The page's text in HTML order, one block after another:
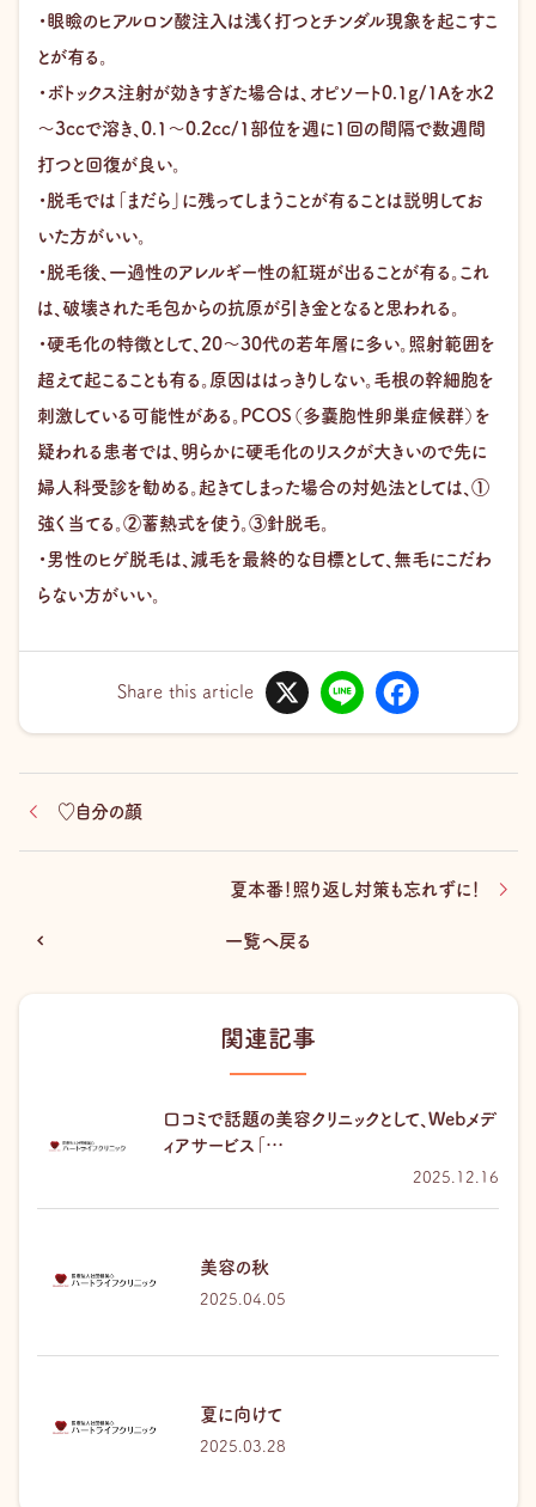
・眼瞼のヒアルロン酸注入は浅く打つとチンダル現象を起こすこ
とが有る。
・ボトックス注射が効きすぎた場合は、オピソート0.1g/1Aを水2
～3ccで溶き、0.1～0.2cc/1部位を週に1回の間隔で数週間
打つと回復が良い。
・脱毛では「まだら」に残ってしまうことが有ることは説明してお
いた方がいい。
・脱毛後、一過性のアレルギー性の紅斑が出ることが有る。これ
は、破壊された毛包からの抗原が引き金となると思われる。
・硬毛化の特徴として、20～30代の若年層に多い。照射範囲を
超えて起こることも有る。原因ははっきりしない。毛根の幹細胞を
刺激している可能性がある。PCOS（多嚢胞性卵巣症候群）を
疑われる患者では、明らかに硬毛化のリスクが大きいので先に
婦人科受診を勧める。起きてしまった場合の対処法としては、①
強く当てる。②蓄熱式を使う。③針脱毛。
・男性のヒゲ脱毛は、減毛を最終的な目標として、無毛にこだわ
らない方がいい。
Share this article
X L
ne
o
♡自分の顔
一覧へ戻る
夏本番！照り返し対策も忘れずに！
関連記事
口コミで話題の美容クリニックとして、Webメデ
ィアサービス「…
2025.12.16
美容の秋
2025.04.05
夏に向けて
2025.03.28